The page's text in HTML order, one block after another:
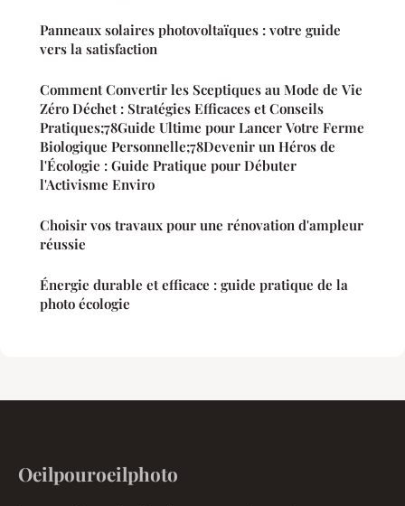
Panneaux solaires photovoltaïques : votre guide
vers la satisfaction
Comment Convertir les Sceptiques au Mode de Vie
Zéro Déchet : Stratégies Efficaces et Conseils
Pratiques;78Guide Ultime pour Lancer Votre Ferme
Biologique Personnelle;78Devenir un Héros de
l'Écologie : Guide Pratique pour Débuter
l'Activisme Enviro
Choisir vos travaux pour une rénovation d'ampleur
réussie
Énergie durable et efficace : guide pratique de la
photo écologie
Oeilpouroeilphoto